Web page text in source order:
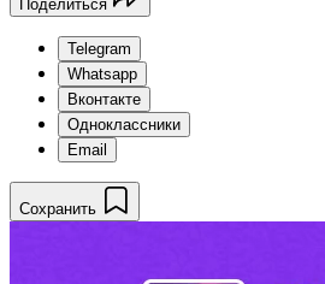
Поделиться
Telegram
Whatsapp
Вконтакте
Одноклассники
Email
Сохранить